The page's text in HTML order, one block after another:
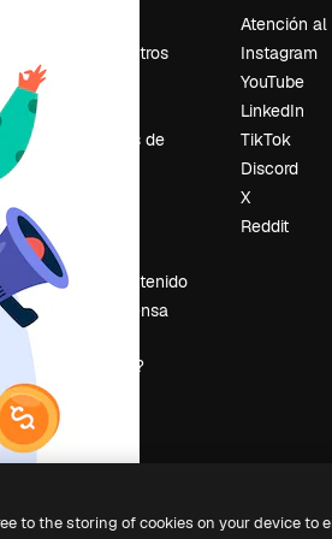
Sobre nosotros
Tendencias de
Slidesgo
Vender contenido
Sala de prensa
magnific.ai?
Atención
Instagram
YouTube
LinkedIn
TikTok
Discord
X
Reddit
to the storing of cookies on your device to